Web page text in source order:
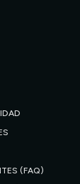
(FAQ)